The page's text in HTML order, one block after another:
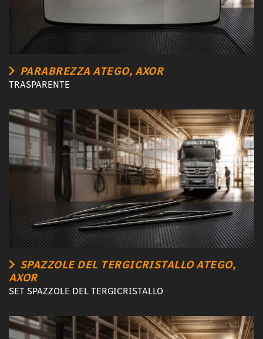
PARABREZZA ATEGO, AXOR
TRASPARENTE
SPAZZOLE DEL TERGICRISTALLO ATEGO,
AXOR
SET SPAZZOLE DEL TERGICRISTALLO